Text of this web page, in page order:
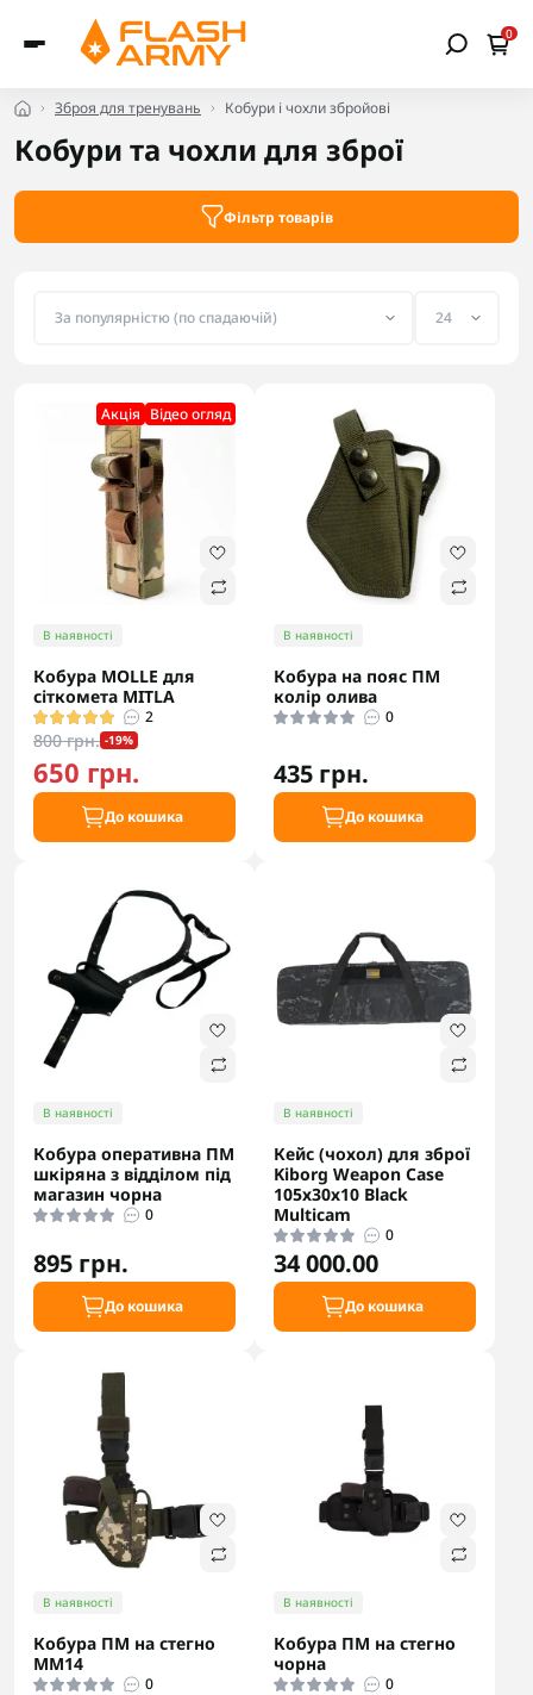
0
Зброя для тренувань Кобури і чохли збройові
Кобури та чохли для зброї
Фільтр товарів
Акцiя Відео огляд
В наявності
Кобура MOLLE для
сіткомета MITLA
2
800 грн. -19%
650 грн.
До кошика
В наявності
Кобура на пояс ПМ
колір олива
0
435 грн.
До кошика
В наявності
Кобура оперативна ПМ
шкіряна з відділом під
магазин чорна
0
895 грн.
До кошика
В наявності
Кейс (чохол) для зброї
Kiborg Weapon Case
105х30х10 Black
Multicam
0
34 000.00
До кошика
В наявності
Кобура ПМ на стегно
ММ14
0
В наявності
Кобура ПМ на стегно
чорна
0